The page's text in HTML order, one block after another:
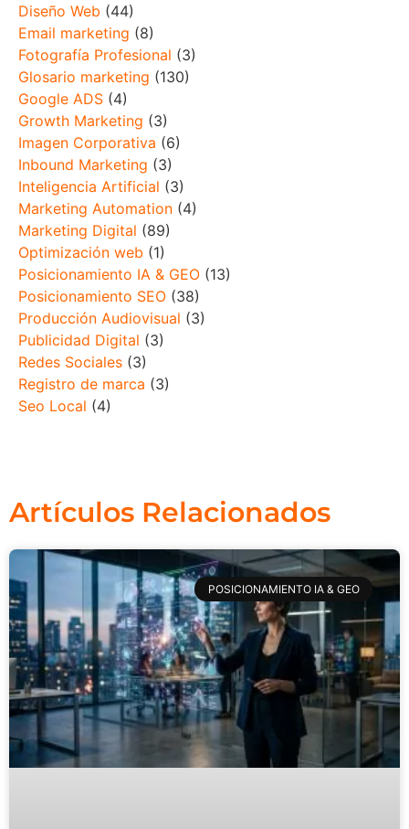
Diseño Web (44)
Email marketing (8)
Fotografía Profesional (3)
Glosario marketing (130)
Google ADS (4)
Growth Marketing (3)
Imagen Corporativa (6)
Inbound Marketing (3)
Inteligencia Artificial (3)
Marketing Automation (4)
Marketing Digital (89)
Optimización web (1)
Posicionamiento IA & GEO (13)
Posicionamiento SEO (38)
Producción Audiovisual (3)
Publicidad Digital (3)
Redes Sociales (3)
Registro de marca (3)
Seo Local (4)
Artículos Relacionados
POSICIONAMIENTO IA & GEO